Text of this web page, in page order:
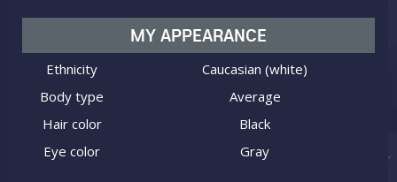
MY APPEARANCE
Ethnicity
Caucasian (white)
Body type
Average
Hair color
Black
Eye color
Gray